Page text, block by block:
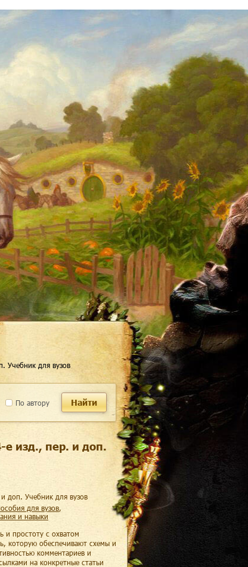
Учебник для вузов
По автору Найти
изд., пер. и доп.
доп. Учебник для вузов
для вузов,
и навыки
и простоту с охватом
которую обеспечивают схемы и
комментариев и
на конкретные статьи